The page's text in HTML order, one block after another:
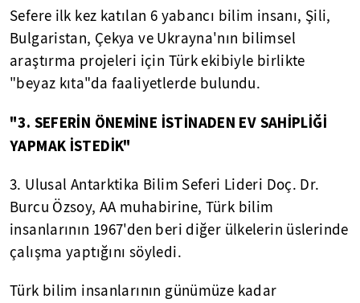
Sefere ilk kez katılan 6 yabancı bilim insanı, Şili,
Bulgaristan, Çekya ve Ukrayna'nın bilimsel
araştırma projeleri için Türk ekibiyle birlikte
"beyaz kıta"da faaliyetlerde bulundu.
"3. SEFERİN ÖNEMİNE İSTİNADEN EV SAHİPLİĞİ
YAPMAK İSTEDİK"
3. Ulusal Antarktika Bilim Seferi Lideri Doç. Dr.
Burcu Özsoy, AA muhabirine, Türk bilim
insanlarının 1967'den beri diğer ülkelerin üslerinde
çalışma yaptığını söyledi.
Türk bilim insanlarının günümüze kadar